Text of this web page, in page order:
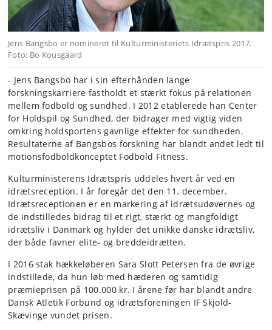
Jens Bangsbo er nomineret til Kulturministeriets Idrætspris 2017.
Foto: Bo Kousgaard
- Jens Bangsbo har i sin efterhånden lange
forskningskarriere fastholdt et stærkt fokus på relationen
mellem fodbold og sundhed. I 2012 etablerede han Center
for Holdspil og Sundhed, der bidrager med vigtig viden
omkring holdsportens gavnlige effekter for sundheden.
Resultaterne af Bangsbos forskning har blandt andet ledt til
motionsfodboldkonceptet Fodbold Fitness.
Kulturministerens Idrætspris uddeles hvert år ved en
idrætsreception. I år foregår det den 11. december.
Idrætsreceptionen er en markering af idrætsudøvernes og
de indstilledes bidrag til et rigt, stærkt og mangfoldigt
idrætsliv i Danmark og hylder det unikke danske idrætsliv,
der både favner elite- og breddeidrætten.
I 2016 stak hækkeløberen Sara Slott Petersen fra de øvrige
indstillede, da hun løb med hæderen og samtidig
præmieprisen på 100.000 kr. I årene før har blandt andre
Dansk Atletik Forbund og idrætsforeningen IF Skjold-
Skævinge vundet prisen.